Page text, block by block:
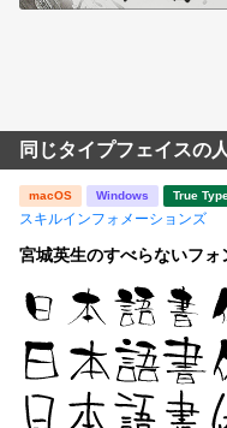
同じタイプフェイスの
macOS Windows True
スキルインフォメーションズ
宮城英生のすべらないフ